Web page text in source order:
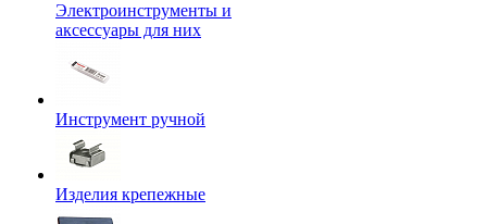
Электроинструменты и
аксессуары для них
Инструмент ручной
Изделия крепежные